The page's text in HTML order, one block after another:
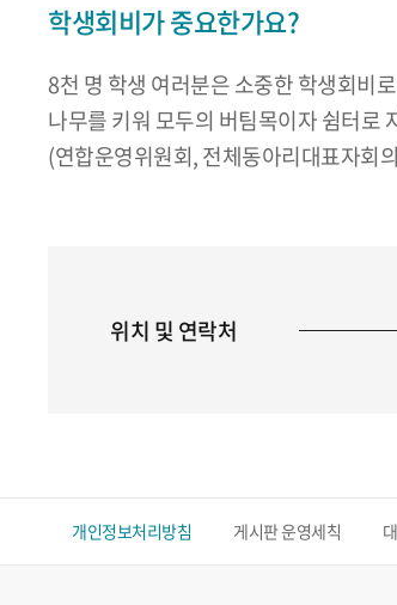
학생회비가 중요한가요?
8천 명 학생 여러분은 소중한 학생회비
나무를 키워 모두의 버팀목이자 쉼터로
(연합운영위원회, 전체동아리대표자회
위치 및 연락처
개인정보처리방침 게시판 운영세칙